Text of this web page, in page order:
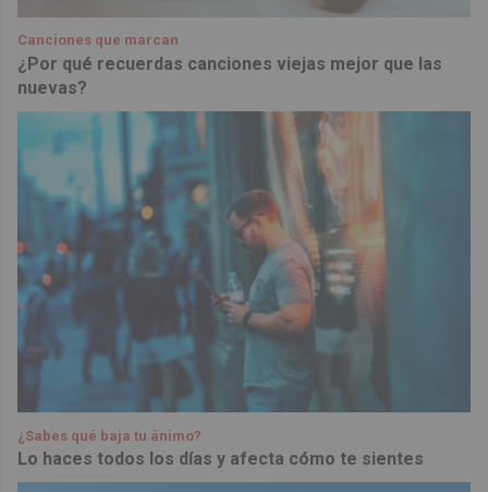
Canciones que marcan
¿Por qué recuerdas canciones viejas mejor que las
nuevas?
¿Sabes qué baja tu ánimo?
Lo haces todos los días y afecta cómo te sientes